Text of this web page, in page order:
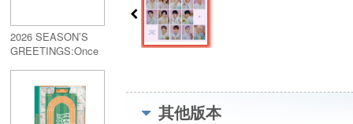
2026 SEASON’S
GREETINGS:Once
其他版本